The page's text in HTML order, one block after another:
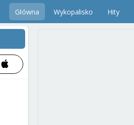
Główna Wykopalisko Hity